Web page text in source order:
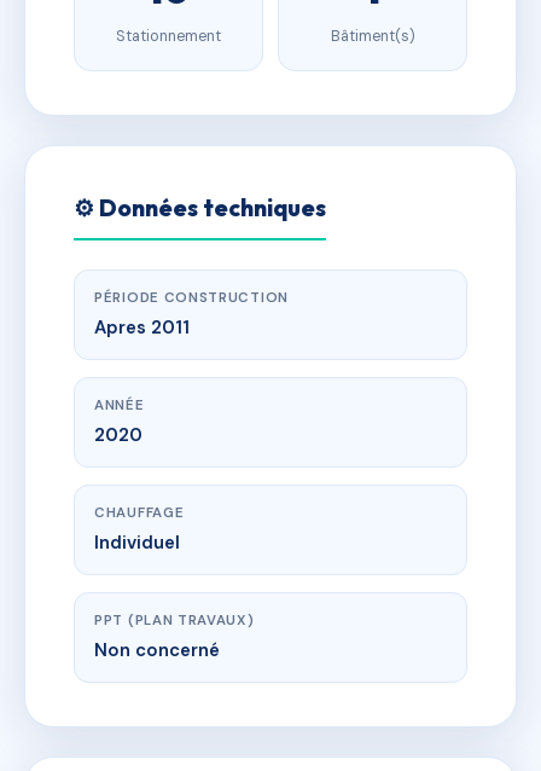
Stationnement Bâtiment(s)
⚙️ Données techniques
PÉRIODE CONSTRUCTION
Apres 2011
ANNÉE
2020
CHAUFFAGE
Individuel
PPT (PLAN TRAVAUX)
Non concerné